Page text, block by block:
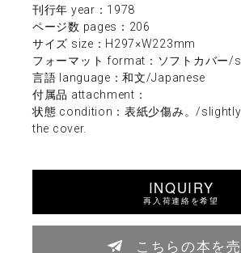
刊行年 year：1978
ページ数 pages：206
サイズ size：H297×W223mm
フォーマット format：ソフトカバー
言語 language：和文/Japanese
付属品 attachment：
状態 condition：表紙少傷み。/
the cover.
INQUIRY
再入荷連絡を希望
こちらの本を